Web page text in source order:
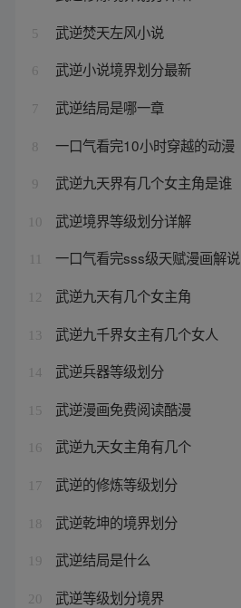
5 武逆焚天左风小说
6 武逆小说境界划分最新
7 武逆结局是哪一章
8 一口气看完10小时穿越的动漫
9 武逆九天界有几个女主角是谁
10 武逆境界等级划分详解
一口气看完sss级天赋漫画解说
12 武逆九天有几个女主角
13 武逆九千界女主有几个女人
14 武逆兵器等级划分
15 武逆漫画免费阅读酷漫
16 武逆九天女主角有几个
17 武逆的修炼等级划分
18 武逆乾坤的境界划分
19 武逆结局是什么
20 武逆等级划分境界